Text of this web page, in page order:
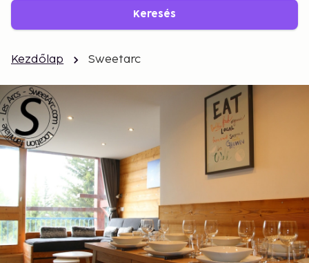
Keresés
Kezdőlap Sweetarc